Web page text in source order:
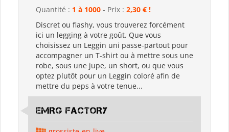
Quantité : 1 à 1000 - Prix : 2,30 € !
Discret ou flashy, vous trouverez forcément
ici un legging à votre goût. Que vous
choisissez un Leggin uni passe-partout pour
accompagner un T-shirt ou à mettre sous une
robe, sous une jupe, un short, ou que vous
optez plutôt pour un Leggin coloré afin de
mettre du peps à votre tenue...
EMRG FACTORY